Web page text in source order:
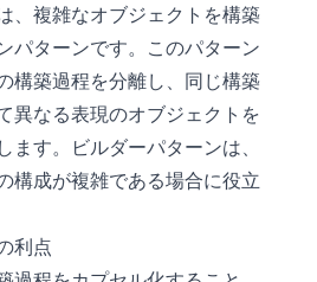
、複雑なオブジェクトを構築
パターンです。このパターン
構築過程を分離し、同じ構築
異なる表現のオブジェクトを
ます。ビルダーパターンは、
構成が複雑である場合に役立
利点